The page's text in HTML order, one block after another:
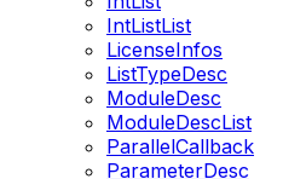
IntListList
LicenseInfos
ListTypeDesc
ModuleDesc
ModuleDescList
ParallelCallback
ParameterDesc